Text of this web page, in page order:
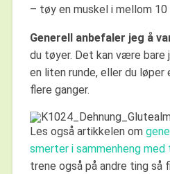
– tøy en muskel i mellom
Generell anbefaler jeg å
du tøyer. Det kan være bare
en liten runde, eller du løper
flere ganger.
Les også artikkelen om
smerter i sammenheng med
trene også på andre ting så